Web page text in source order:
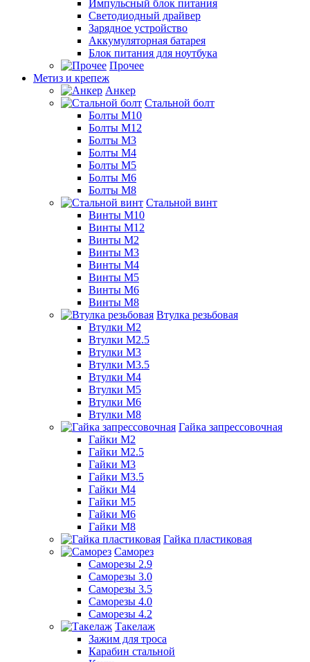
Импульсный блок питания
Светодиодный драйвер
Зарядное устройство
Аккумуляторная батарея
Блок питания для ноутбука
Прочее
Метиз и крепеж
Анкер
Стальной болт
Болты М10
Болты М12
Болты М3
Болты М4
Болты М5
Болты М6
Болты М8
Стальной винт
Винты М10
Винты М12
Винты М2
Винты М3
Винты М4
Винты М5
Винты М6
Винты М8
Втулка резьбовая
Втулки М2
Втулки М2.5
Втулки М3
Втулки М3.5
Втулки М4
Втулки М5
Втулки М6
Втулки М8
Гайка запрессовочная
Гайки М2
Гайки М2.5
Гайки М3
Гайки М3.5
Гайки М4
Гайки М5
Гайки М6
Гайки М8
Гайка пластиковая
Саморез
Саморезы 2.9
Саморезы 3.0
Саморезы 3.5
Саморезы 4.0
Саморезы 4.2
Такелаж
Зажим для троса
Карабин стальной